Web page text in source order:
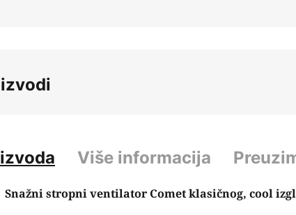
Više informacija
Snažni stropni ventilator Comet klasičnog, cool